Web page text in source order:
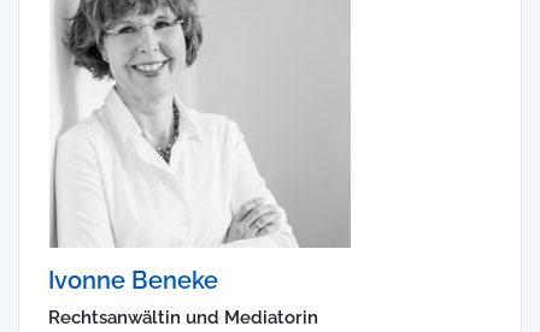
Ivonne Beneke
Rechtsanwältin und Mediatorin